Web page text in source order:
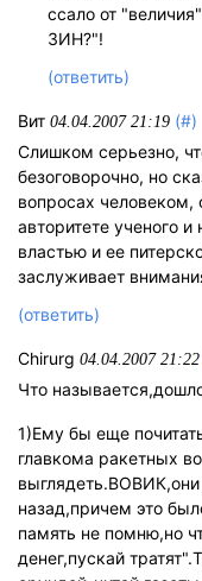
ссало от
ЗИН?"!
(ответить)
Вит 04.04.2007 21:19 (#)
Слишком серьезно,
безоговорочно, но
вопросах
авторитете ученого
властью и ее
заслуживает
(ответить)
Chirurg 04.04.2007 21:22
Что
1)Ему бы еще
главкома ракетных
назад,причем это
память не помню,но
денег,пускай